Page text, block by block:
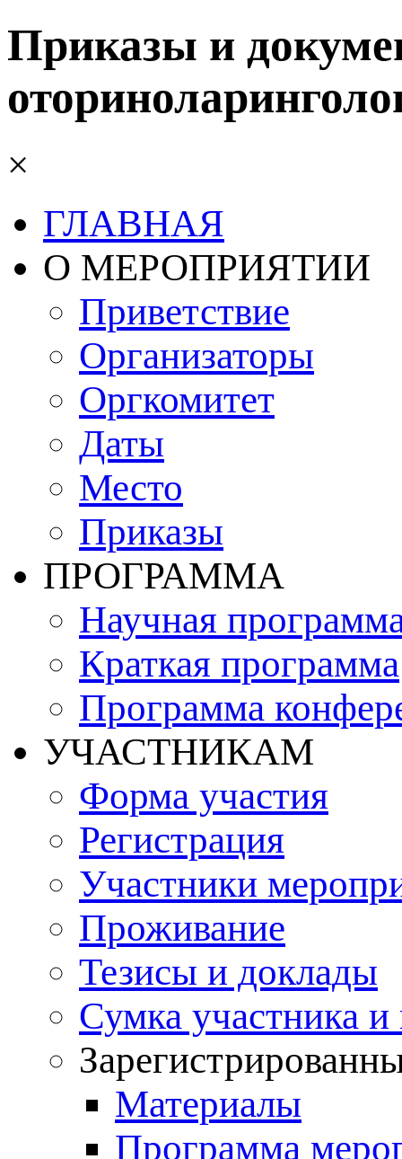
Приказы и
×
ГЛАВНАЯ
О МЕРОПРИЯТИИ
Приветствие
Организаторы
Оргкомитет
Даты
Место
Приказы
ПРОГРАММА
Научная
Краткая программа
Программа
УЧАСТНИКАМ
Форма участия
Регистрация
Участники
Проживание
Тезисы и доклады
Сумка участника
Материалы
Программа